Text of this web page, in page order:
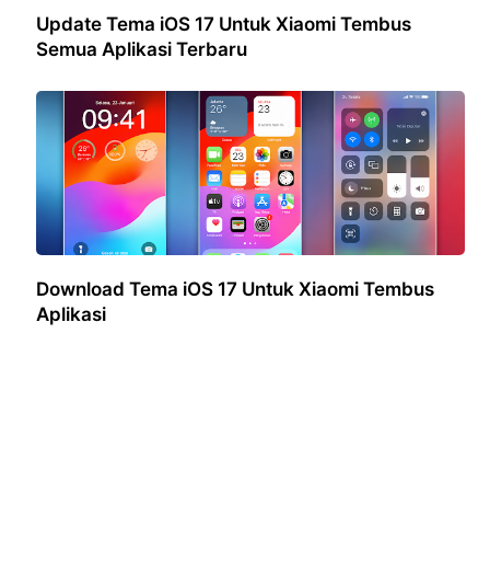
Update Tema iOS 17 Untuk Xiaomi Tembus
Semua Aplikasi Terbaru
Download Tema iOS 17 Untuk Xiaomi Tembus
Aplikasi